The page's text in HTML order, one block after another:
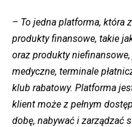
– To jedna platforma, która
produkty finansowe, takie
oraz produkty
medyczne, terminale
klub rabatowy. Platforma
klient może z pełnym
dobę, nabywać i zarządzać